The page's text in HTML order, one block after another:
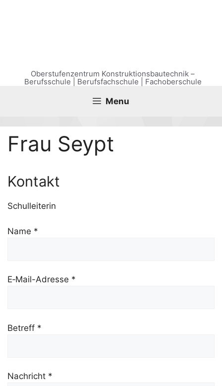
Oberstufenzentrum Konstruktionsbautechnik –
Berufsschule | Berufsfachschule | Fachoberschule
Menu
Frau Seypt
Kon­takt
Schul­lei­te­rin
Name *
E‑Mail-Adres­se *
Betreff *
Nach­richt *